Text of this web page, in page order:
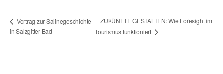
Vortrag zur Salinegeschichte
in Salzgitter-Bad
ZUKÜNFTE GESTALTEN: Wie Foresight im
Tourismus funktioniert